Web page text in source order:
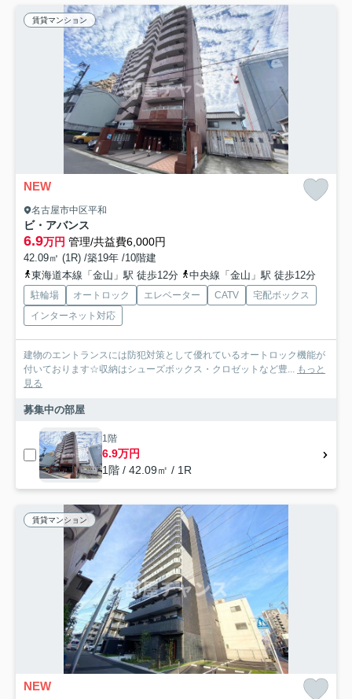
賃貸マンション
NEW
名古屋市中区平和
ビ・アバンス
6.9万円 管理/共益費6,000円
42.09㎡ (1R) /築19年 /10階建
東海道本線「金山」駅 徒歩12分
中央線「金山」駅 徒歩12分
駐輪場 オートロック エレベーター CATV
宅配ボックス
インターネット対応
建物のエントランスには防犯対策として優れているオートロック機能が
付いております☆収納はシューズボックス・クロゼットなど豊... もっと
見る
募集中の部屋
1階
6.9万円
1階 / 42.09㎡ / 1R
賃貸マンション
NEW